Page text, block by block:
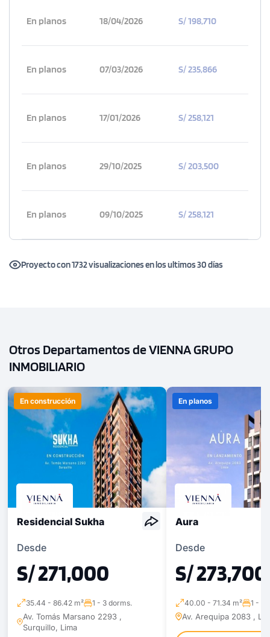
En planos 18/04/2026 S/ 198,710
En planos 07/03/2026 S/ 235,866
En planos 17/01/2026 S/ 258,121
En planos 29/10/2025 S/ 203,500
En planos 09/10/2025 S/ 258,121
Proyecto con 1732 visualizaciones en los ultimos 30 días
Otros Departamentos de VIENNA GRUPO
INMOBILIARIO
En construcción
Residencial Sukha
Desde
S/ 271,000
35.44 - 86.42 m² 1 - 3 dorms.
Av. Tomás Marsano 2293 ,
Surquillo, Lima
En planos
Aura
Desde
S/ 273,700
40.00 - 71.34 m² 1 - 3
Av. Arequipa 2083 ,